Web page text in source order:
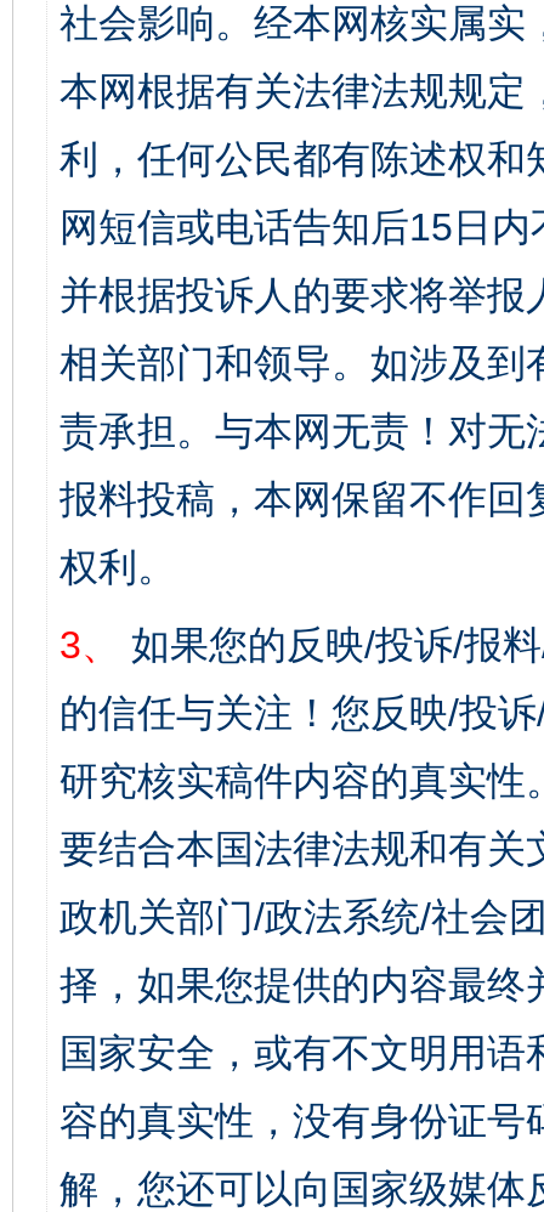
社会影响。经本网核实属
本网根据有关法律法规规
利，任何公民都有陈述权
网短信或电话告知后15日
并根据投诉人的要求将举
相关部门和领导。如涉及
责承担。与本网无责！对
报料投稿，本网保留不作
权利。
3、
如果您的反映/投诉/报
的信任与关注！您反映/投
研究核实稿件内容的真实
要结合本国法律法规和有关
政机关部门/政法系统/社会
择，如果您提供的内容最
国家安全，或有不文明用
容的真实性，没有身份证
解，您还可以向国家级媒